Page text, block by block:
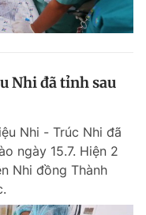
Nhi đã tỉnh sau
Nhi - Trúc Nhi đã
ngày 15.7. Hiện 2
Nhi đồng Thành